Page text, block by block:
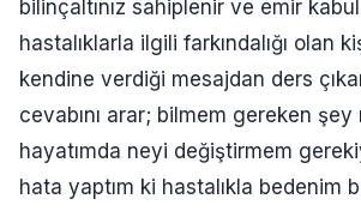
bilinçaltınız sahiplenir ve emir
hastalıklarla ilgili farkındalığı olan
kendine verdiği mesajdan ders
cevabını arar; bilmem gereken şey
hayatımda neyi değiştirmem
hata yaptım ki hastalıkla bedenim